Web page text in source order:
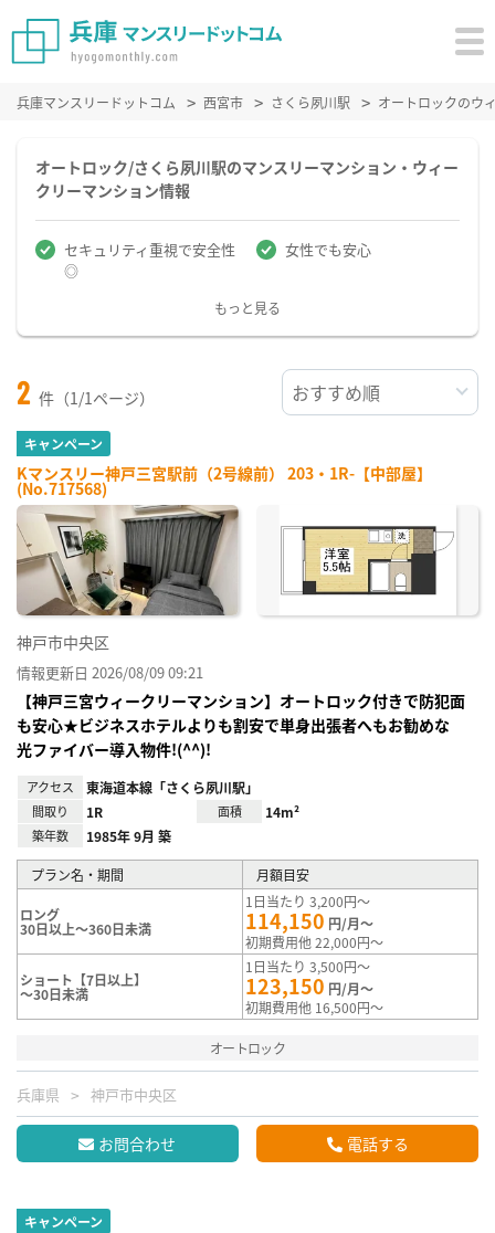
兵庫マンスリードットコム 西宮市 さくら夙川駅 オートロックのウ
オートロック/さくら夙川駅のマンスリーマンション・ウィー
クリーマンション情報
セキュリティ重視で安全性
◎
女性でも安心
もっと見る
2 件（1/1ページ）
キャンペーン
Kマンスリー神戸三宮駅前（2号線前） 203・1R-【中部屋】
(No.717568)
神戸市中央区
情報更新日 2026/08/09 09:21
【神戸三宮ウィークリーマンション】オートロック付きで防犯面
も安心★ビジネスホテルよりも割安で単身出張者へもお勧めな
光ファイバー導入物件!(^^)!
アクセス 東海道本線「さくら夙川駅」
間取り 1R 面積 14m²
築年数 1985年 9月 築
プラン名・期間 月額目安
ロング
30日以上～360日未満
1日当たり 3,200円～
114,150 円/月～
初期費用他 22,000円～
ショート【7日以上】
～30日未満
1日当たり 3,500円～
123,150 円/月～
初期費用他 16,500円～
オートロック
兵庫県 神戸市中央区
お問合わせ 電話する
キャンペーン